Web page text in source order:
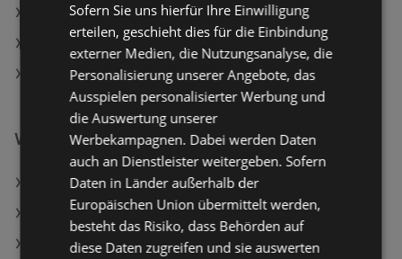
Lagerhaus in Hinzenbach
Lagerhaus in Oberndorf bei Schwanenstadt
Lagerhaus in Feldkirchen bei Graz
Weiterführende Links
Lagerhaus Angebote
HELLWEG Angebote
Dehner Garten-Center Angebote
Sofern Sie uns hierfür Ihre Einwilligung
erteilen, geschieht dies für die Einbindung
externer Medien, die Nutzungsanalyse, die
Personalisierung unserer Angebote, das
Ausspielen personalisierter Werbung und
die Auswertung unserer
Werbekampagnen. Dabei werden Daten
auch an Dienstleister weitergeben. Sofern
Daten in Länder außerhalb der
Europäischen Union übermittelt werden,
besteht das Risiko, dass Behörden auf
diese Daten zugreifen und sie auswerten